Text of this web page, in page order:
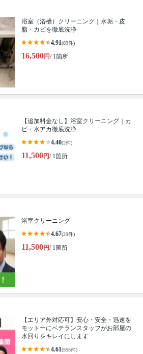
浴室（浴槽）クリーニング｜水垢・皮
脂・カビを徹底洗浄
4.91(89件)
16,500円/ 1箇所
【追加料金なし】浴室クリーニング｜カ
ビ・水アカ徹底洗浄
4.40(2件)
11,500円/ 1箇所
浴室クリーニング
4.67(29件)
11,500円/ 1箇所
【エリア外対応可】安心・安全・迅速を
モットーにベテランスタッフがお部屋の
水回りをキレイにします
4.61(555件)